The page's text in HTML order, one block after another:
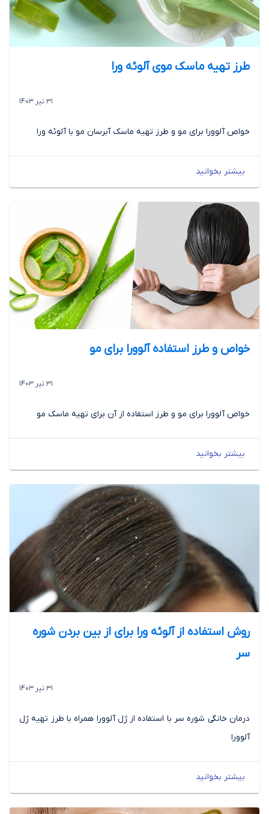
طرز تهیه ماسک موی آلوئه ورا
31 تیر 1403
خواص آلوورا برای مو و طرز تهیه ماسک آبرسان مو با آلوئه ورا
بیشتر بخوانید
خواص و طرز استفاده آلوورا برای مو
31 تیر 1403
خواص آلوورا برای مو و طرز استفاده از آن برای تهیه ماسک مو
بیشتر بخوانید
روش استفاده از آلوئه ورا برای از بین بردن شوره
سر
31 تیر 1403
درمان خانگی شوره سر با استفاده از ژل آلوورا همراه با طرز تهیه ژل
آلوورا
بیشتر بخوانید